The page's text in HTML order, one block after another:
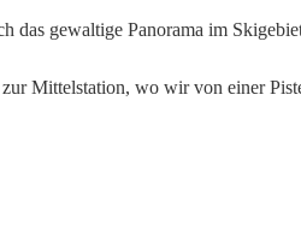
das gewaltige Panorama im
Mittelstation, wo wir von einer